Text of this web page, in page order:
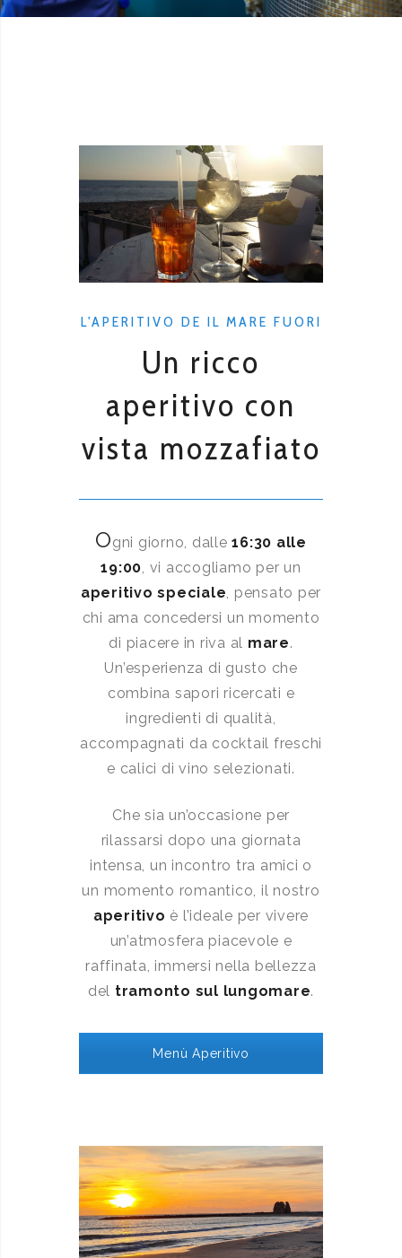
L'APERITIVO DE IL MARE FUORI
Un ricco
aperitivo con
vista mozzafiato
Ogni giorno, dalle16:30 alle
19:00 , vi accogliamo per un
aperitivo speciale , pensato per
chi ama concedersi un momento
di piacere in riva al mare.
Un’esperienza di gusto che
combina sapori ricercati e
ingredienti di qualità,
accompagnati da cocktail freschi
e calici di vino selezionati.
Che sia un’occasione per
rilassarsi dopo una giornata
intensa, un incontro tra amici o
un momento romantico, il nostro
aperitivo è l’ideale per vivere
un’atmosfera piacevole e
raffinata, immersi nella bellezza
del tramonto sul lungomare.
Menù Aperitivo